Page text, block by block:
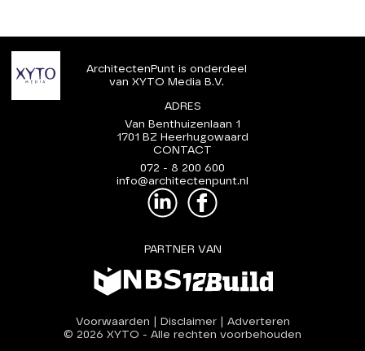
ArchitectenPunt is onderdeel
van XYTO Media B.V.
ADRES
Van Benthuizenlaan 1
1701 BZ Heerhugowaard
CONTACT
072 - 8 200 600
info@architectenpunt.nl
PARTNER VAN
Voorwaarden Disclaimer| Adverteren
© 2026 XYTO - Alle rechten voorbehouden